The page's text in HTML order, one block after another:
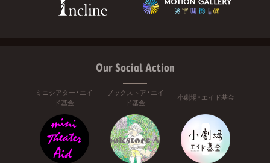
Our Social Action
ミニシアター・エイ
ド基金
ブックストア・エイ
ド基金
小劇場・エイド基金